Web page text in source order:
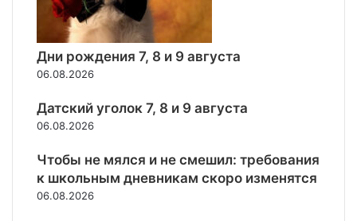
в
л
е
д
т
в
я
а
р
и
м
н
е
и
я
у
б
е
ц
М
А
и
с
к
»
Г
е
Дни рождения 7, 8 и 9 августа
06.08.2026
Датский уголок 7, 8 и 9 августа
06.08.2026
Чтобы не мялся и не смешил: требования
к школьным дневникам скоро изменятся
06.08.2026